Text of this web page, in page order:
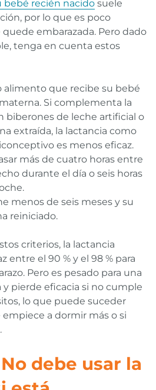
bebé recién nacidosuele
por lo que es poco
embarazada. Pero dado
tenga en cuenta estos
alimento que recibe su bebé
Si complementa la
biberones de leche artificial o
extraída, la lactancia como
es menos eficaz.
más de cuatro horas entre
durante el día o seis horas
menos de seis meses y su
reiniciado.
criterios, la lactancia
entre el 90 % y el 98 % para
Pero es pesado para una
pierde eficacia si no cumple
lo que puede suceder
a dormir más o si
debe usar la